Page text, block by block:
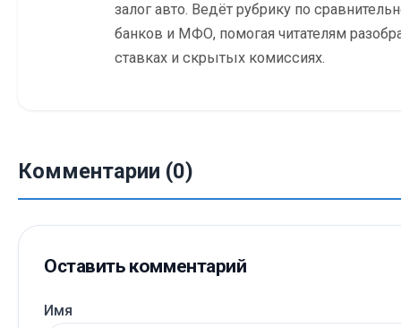
залог авто. Ведёт рубрику по
банков и МФО, помогая читателям
ставках и скрытых комиссиях.
Комментарии (0)
Оставить комментарий
Имя